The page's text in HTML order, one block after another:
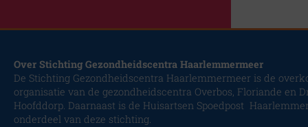
Over Stichting Gezondheidscentra Haarlemmermeer
De Stichting Gezondheidscentra Haarlemmermeer is de
organisatie van de gezondheidscentra Overbos, Floriande en
Hoofddorp. Daarnaast is de Huisartsen Spoedpost
onderdeel van deze stichting.